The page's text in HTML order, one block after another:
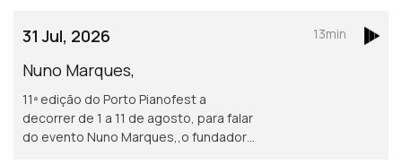
destaca o famoso prato certificado, e
conta com concertos, artesanato e
tasquinhas. <br /> O grão-confrade
Luís Manso da Confraria Gastronómica
de Almeirim fala sobre este símbolo da
gastronomia.
31 Jul, 2026
Nuno Marques,
11ª edição do Porto Pianofest a
decorrer de 1 a 11 de agosto, para falar
do evento Nuno Marques,,o fundador
13min